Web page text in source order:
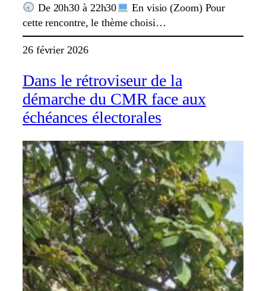
De 20h30 à 22h30
En visio (Zoom) Pour
cette rencontre, le thème choisi…
26 février 2026
Dans le rétroviseur de la
démarche du CMR face aux
échéances électorales